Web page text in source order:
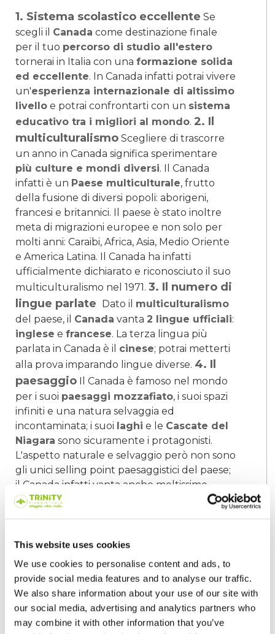
This website uses cookies
We use cookies to personalise content and ads, to
provide social media features and to analyse our traffic.
We also share information about your use of our site with
our social media, advertising and analytics partners who
may combine it with other information that you’ve
1. Sistema scolastico eccellente Se
scegli il Canada come destinazione finale
per il tuo percorso di studio all'estero
tornerai in Italia con una formazione solida
ed eccellente. In Canada infatti potrai vivere
un'esperienza internazionale di altissimo
livello e potrai confrontarti con un sistema
educativo tra i migliori al mondo. 2. Il
multiculturalismo Scegliere di trascorre
un anno in Canada significa sperimentare
più culture e mondi diversi. Il Canada
infatti è un Paese multiculturale, frutto
della fusione di diversi popoli: aborigeni,
francesi e britannici. Il paese è stato inoltre
meta di migrazioni europee e non solo per
molti anni: Caraibi, Africa, Asia, Medio Oriente
e America Latina. Il Canada ha infatti
ufficialmente dichiarato e riconosciuto il suo
multiculturalismo nel 1971. 3. Il numero di
lingue parlate
Dato il multiculturalismo
del paese, il Canada vanta 2 lingue ufficiali:
inglese e francese. La terza lingua più
parlata in Canada è il cinese; potrai metterti
alla prova imparando lingue diverse. 4. Il
paesaggio Il Canada è famoso nel mondo
per i suoi paesaggi mozzafiato, i suoi spazi
infiniti e una natura selvaggia ed
incontaminata; i suoi laghi e le Cascate del
Niagara sono sicuramente i protagonisti.
L'aspetto naturale e selvaggio però non sono
gli unici selling point paesaggistici del paese;
il Canada infatti vanta anche moltissime
metropoli moderne
attività extrascolastiche
integrante dell'offerta formativa in Canada e
ti permetteranno di vivere a 360 gradi la tua
esperienza.Quali tra questi motivi ti
rappresenta di più? Quale di queste due
realtà vorresti vivere?